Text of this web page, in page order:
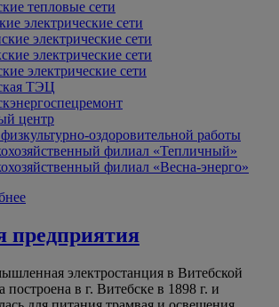
тепловые сети
электрические сети
электрические сети
электрические сети
электрические сети
ТЭЦ
центр
оздоровительной работы
филиал «Тепличный»
филиал «Весна-энерго»
предприятия
электростанция в Витебской
построена в г. Витебске в 1898 г. и